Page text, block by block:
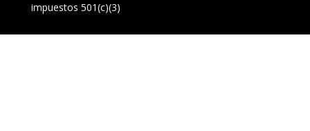
impuestos 501(c)(3)